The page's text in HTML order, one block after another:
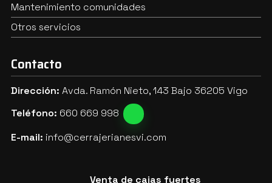
Mantenimiento comunidades
Otros servicios
Contacto
Dirección: Avda. Ramón Nieto, 143 Bajo 36205 Vigo
Teléfono: 660 669 998
E-mail: info@cerrajerianesvi.com
Venta de cajas fuertes